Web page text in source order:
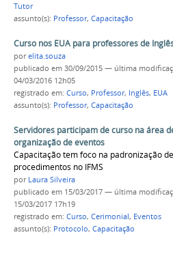
Tutor
assunto(s): Professor, Capacitação
Curso nos EUA para professores de
porelita.souza
publicado em 30/09/2015 — última
04/03/2016 12h05
registrado em: Curso, Professor, Inglês, EUA
assunto(s): Professor, Capacitação
Servidores participam de curso na área
organização de eventos
Capacitação tem foco na padronização de
procedimentos no IFMS
por Laura Silveira
publicado em 15/03/2017 — última
15/03/2017 17h19
registrado em: Curso, Cerimonial, Eventos
assunto(s): Protocolo, Capacitação